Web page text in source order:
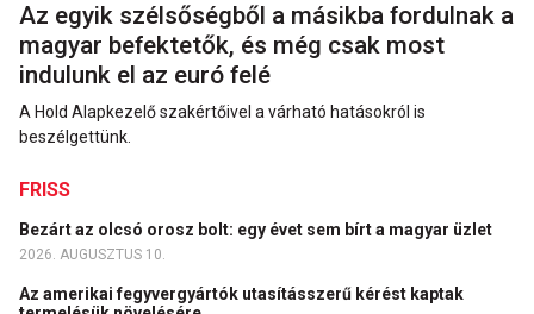
Az egyik szélsőségből a másikba fordulnak a
magyar befektetők, és még csak most
indulunk el az euró felé
A Hold Alapkezelő szakértőivel a várható hatásokról is
beszélgettünk.
FRISS
Bezárt az olcsó orosz bolt: egy évet sem bírt a magyar üzlet
2026. AUGUSZTUS 10.
Az amerikai fegyvergyártók utasításszerű kérést kaptak